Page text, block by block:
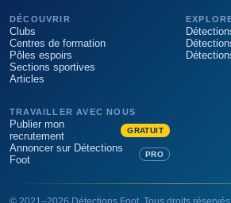
DÉCOUVRIR
Clubs
Centres de formation
Pôles espoirs
Sections sportives
Articles
TRAVAILLER AVEC NOUS
Publier mon
recrutement
GRATUIT
Annoncer sur Détections
Foot
PRO